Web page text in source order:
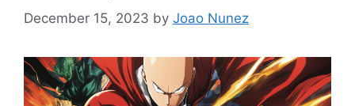
December 15, 2023 by Joao Nunez